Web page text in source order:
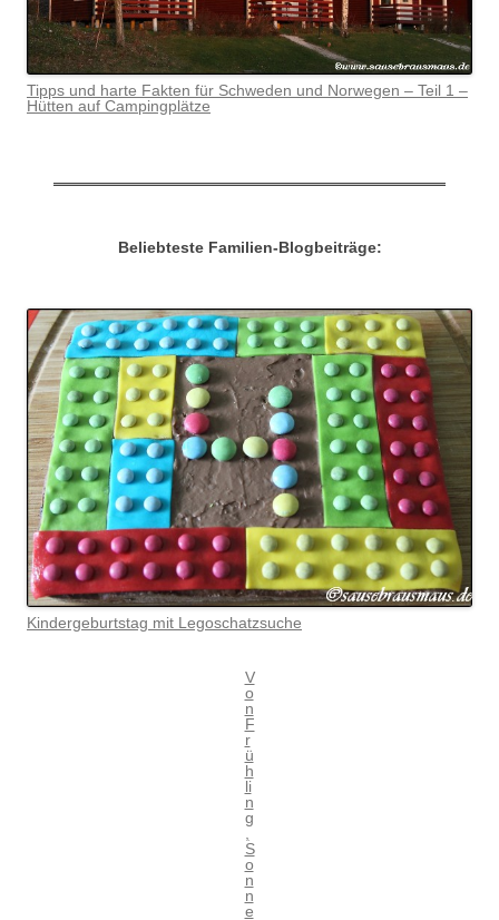
Tipps und harte Fakten für Schweden und Norwegen – Teil 1 –
Hütten auf Campingplätze
Beliebteste Familien-Blogbeiträge:
Kindergeburtstag mit Legoschatzsuche
V
o
n
F
r
ü
h
li
n
g
,
S
o
n
n
e